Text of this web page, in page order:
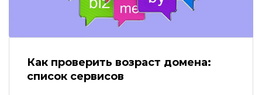
Как проверить возраст домена:
список сервисов